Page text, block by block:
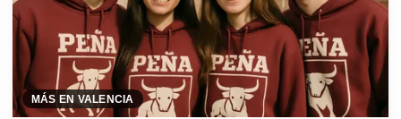
MÁS EN VALENCIA